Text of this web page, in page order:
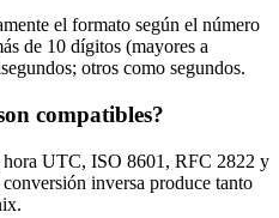
el formato según el número
de 10 dígitos (mayores a
otros como segundos.
compatibles?
UTC, ISO 8601, RFC 2822 y
inversa produce tanto